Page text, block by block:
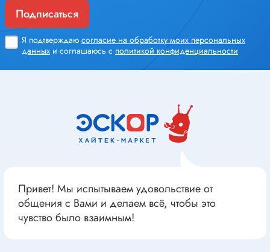
Подписаться
Я подтверждаю согласие на обработку моих персональных
данных и соглашаюсь с политикой конфиденциальности
Привет! Мы испытываем удовольствие от
общения с Вами и делаем всё, чтобы это
чувство было взаимным!